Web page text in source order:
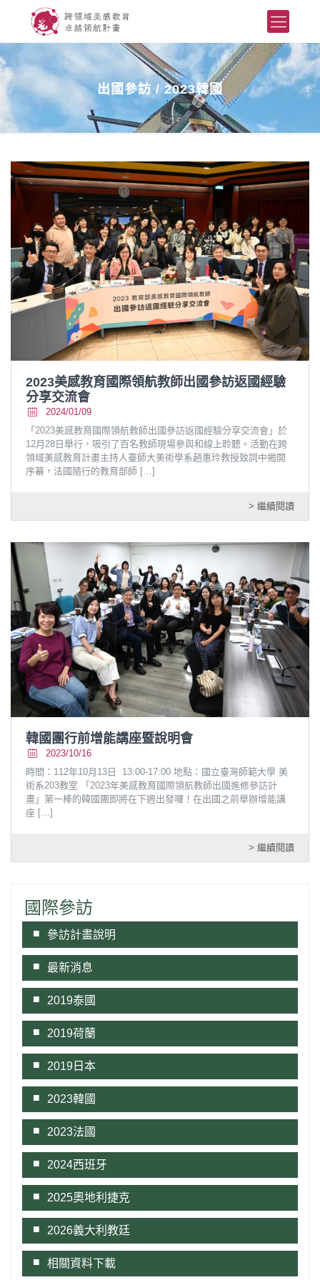
出國參訪 / 2023韓國
2023美感教育國際領航教師出國參訪返國經驗
分享交流會
2024/01/09
「2023美感教育國際領航教師出國參訪返國經驗分享交流會」於
12月28日舉行，吸引了百名教師現場參與和線上聆聽。活動在跨
領域美感教育計畫主持人臺師大美術學系趙惠玲教授致詞中揭開
序幕，法國隨行的教育部師 […]
> 繼續閱讀
韓國團行前增能講座暨說明會
2023/10/16
時間：112年10月13日 13:00-17:00 地點：國立臺灣師範大學 美
術系203教室 「2023年美感教育國際領航教師出國進修參訪計
畫」第一棒的韓國團即將在下週出發囉！在出國之前舉辦增能講
座 […]
> 繼續閱讀
國際參訪
參訪計畫說明
最新消息
2019泰國
2019荷蘭
2019日本
2023韓國
2023法國
2024西班牙
2025奧地利捷克
2026義大利教廷
相關資料下載